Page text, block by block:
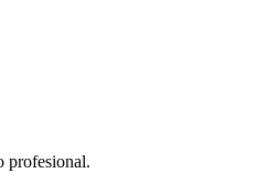
profesional.